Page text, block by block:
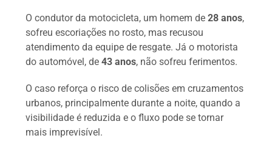
O condutor da motocicleta, um homem de28 anos,
sofreu escoriações no rosto, mas recusou
atendimento da equipe de resgate. Já o motorista
do automóvel, de43 anos, não sofreu ferimentos.
O caso reforça o risco de colisões em cruzamentos
urbanos, principalmente durante a noite, quando a
visibilidade é reduzida e o fluxo pode se tornar
mais imprevisível.